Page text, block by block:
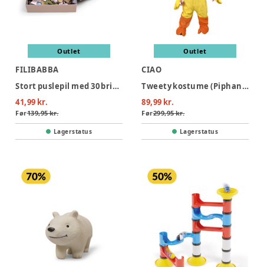
Outlet
FILIBABBA
Stort puslepil med 30 brikker - Bondegården
41,99 kr.
Før139,95 kr.
Lagerstatus
Outlet
CIAO
Tweety kostume (Piphans) - GUL
89,99 kr.
Før299,95 kr.
Lagerstatus